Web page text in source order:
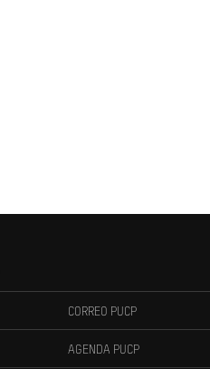
CORREO PUCP
AGENDA PUCP